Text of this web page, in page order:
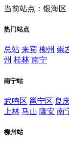
当前站点：银海区
热门站点
总站 来宾 柳州 崇
州 桂林 南宁
南宁站
武鸣区 邕宁区 良
上林 马山 隆安 南
柳州站